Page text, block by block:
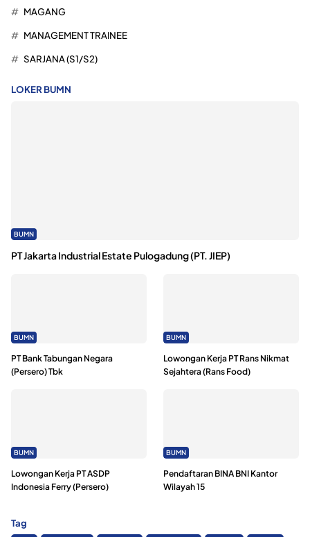
MAGANG
MANAGEMENT TRAINEE
SARJANA (S1/S2)
LOKER BUMN
BUMN
PT Jakarta Industrial Estate Pulogadung (PT. JIEP)
BUMN
PT Bank Tabungan Negara
(Persero) Tbk
BUMN
Lowongan Kerja PT Rans Nikmat
Sejahtera (Rans Food)
BUMN
Lowongan Kerja PT ASDP
Indonesia Ferry (Persero)
BUMN
Pendaftaran BINA BNI Kantor
Wilayah 15
Tag